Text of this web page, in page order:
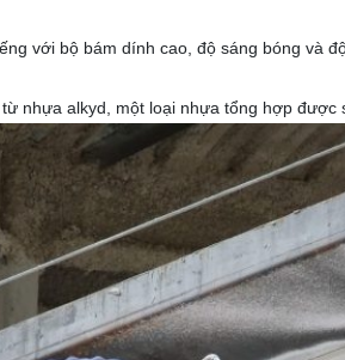
với bộ bám dính cao, độ sáng bóng và
nhựa alkyd, một loại nhựa tổng hợp